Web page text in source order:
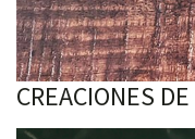
CREACIONES